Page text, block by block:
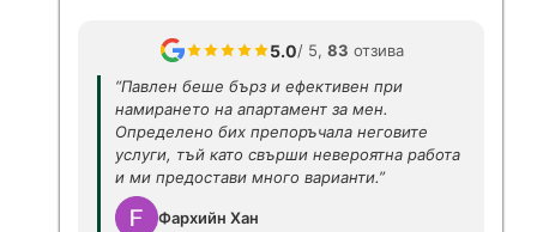
5.0/ 5, 83 отзива
“Павлен беше бърз и ефективен при
намирането на апартамент за мен.
Определено бих препоръчала неговите
услуги, тъй като свърши невероятна работа
и ми предостави много варианти.”
Фархийн Хан